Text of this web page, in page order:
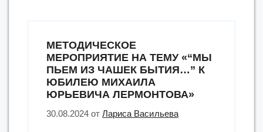
МЕТОДИЧЕСКОЕ
МЕРОПРИЯТИЕ НА ТЕМУ «“МЫ
ПЬЕМ ИЗ ЧАШЕК БЫТИЯ…” К
ЮБИЛЕЮ МИХАИЛА
ЮРЬЕВИЧА ЛЕРМОНТОВА»
30.08.2024 отЛариса Васильева